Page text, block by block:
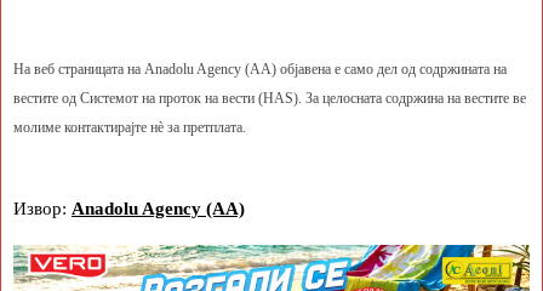
На веб страницата на Anadolu Agency (AA) објавена е само дел од содржината на
вестите од Системот на проток на вести (HAS). За целосната содржина на вестите ве
молиме контактирајте нè за претплата.
Извор: Anadolu Agency (AA)